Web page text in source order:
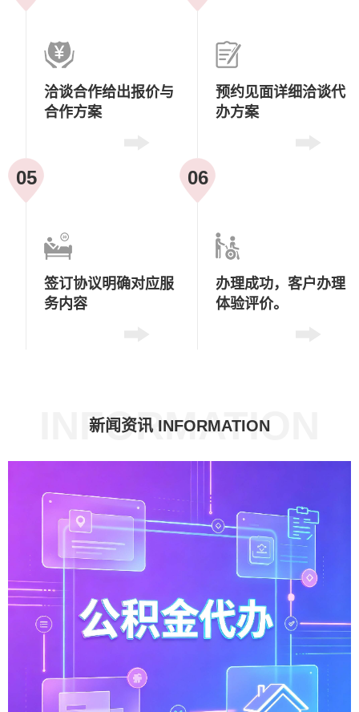
洽谈合作给出报价与
合作方案
预约见面详细洽谈代
办方案
05
签订协议明确对应服
务内容
06
办理成功， 客户办理
体验评价。
INFORMATION
新闻资讯 INFORMATION